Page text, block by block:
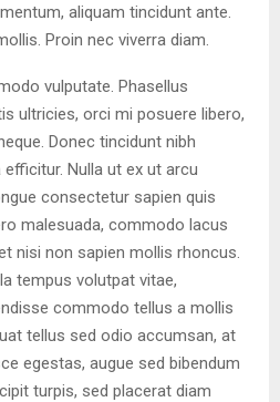
aliquam tincidunt ante.
Proin nec viverra diam.
vulputate. Phasellus
ultricies, orci mi posuere libero,
Donec tincidunt nibh
Nulla ut ex ut arcu
consectetur sapien quis
malesuada, commodo lacus
nisi non sapien mollis rhoncus.
tempus volutpat vitae,
commodo tellus a mollis
tellus sed odio accumsan, at
egestas, augue sed bibendum
turpis, sed placerat diam